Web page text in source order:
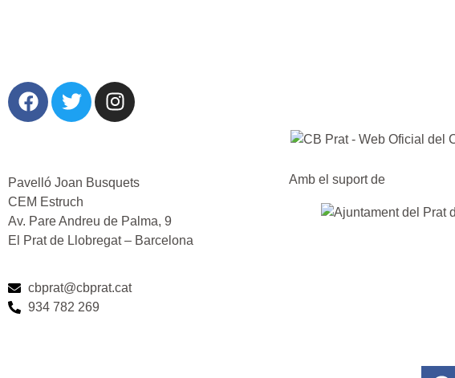
Pavelló Joan Busquets
CEM Estruch
Av. Pare Andreu de Palma, 9
El Prat de Llobregat – Barcelona
cbprat@cbprat.cat
934 782 269
Amb el suport de